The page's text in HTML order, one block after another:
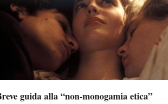
guida alla “non-monogamia etica”